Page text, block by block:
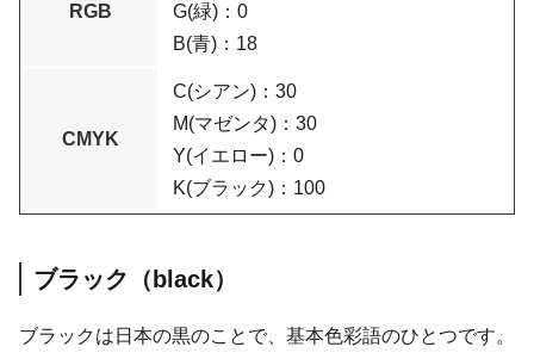
RGB
G(緑)：0
B(青)：18
CMYK
C(シアン)：30
M(マゼンタ)：30
Y(イエロー)：0
K(ブラック)：100
ブラック（black）
ブラックは日本の黒のことで、基本色彩語のひとつです。